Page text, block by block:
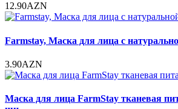
12.90AZN
Farmstay, Маска для лица с
3.90AZN
Маска для лица FarmStay тканевая